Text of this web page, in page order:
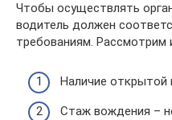
Чтобы осуществлять
водитель должен
требованиям. Рассмотрим
Наличие открытой
Стаж вождения –